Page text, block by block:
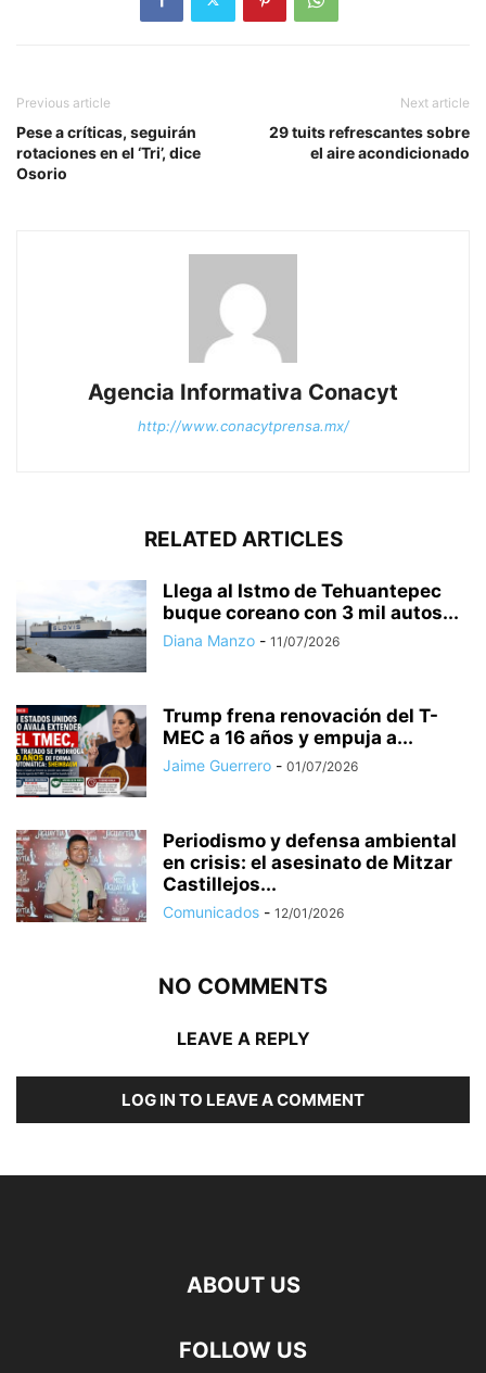
Previous article
Pese a críticas, seguirán
rotaciones en el ‘Tri’, dice
Osorio
Next article
29 tuits refrescantes sobre
el aire acondicionado
Agencia Informativa Conacyt
http://www.conacytprensa.mx/
RELATED ARTICLES
Llega al Istmo de Tehuantepec
buque coreano con 3 mil autos...
Diana Manzo - 11/07/2026
Trump frena renovación del T-
MEC a 16 años y empuja a...
Jaime Guerrero - 01/07/2026
Periodismo y defensa ambiental
en crisis: el asesinato de Mitzar
Castillejos...
Comunicados - 12/01/2026
NO COMMENTS
LEAVE A REPLY
LOG IN TO LEAVE A COMMENT
ABOUT US
FOLLOW US